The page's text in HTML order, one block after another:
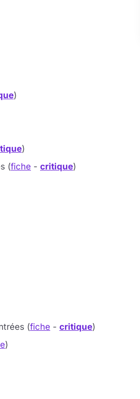
)
)
(fiche - critique)
(fiche - critique)
)